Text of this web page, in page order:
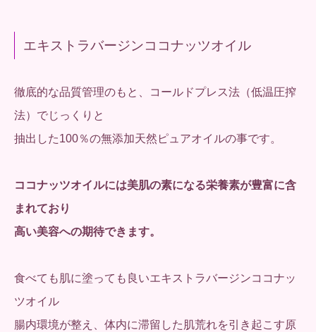
エキストラバージンココナッツオイル
徹底的な品質管理のもと、コールドプレス法（低温圧搾
法）でじっくりと
抽出した100％の無添加天然ピュアオイルの事です。
ココナッツオイルには美肌の素になる栄養素が豊富に含
まれており
高い美容への期待できます。
食べても肌に塗っても良いエキストラバージンココナッ
ツオイル
腸内環境が整え、体内に滞留した肌荒れを引き起こす原